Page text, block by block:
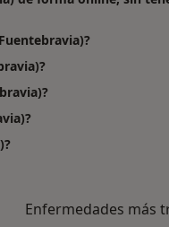
Enfermedades más